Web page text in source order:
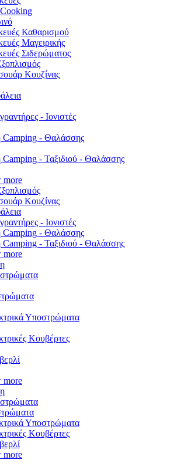
Καθαρισμού
Μαγειρικής
Σιδερώματος
Κουζίνας
- Ιονιστές
Camping - Θαλάσσης
Camping - Ταξιδιού - Θαλάσσης
more
Κουζίνας
- Ιονιστές
Camping - Θαλάσσης
Camping - Ταξιδιού - Θαλάσσης
more
Υποστρώματα
Κουβέρτες
more
Υποστρώματα
Κουβέρτες
more